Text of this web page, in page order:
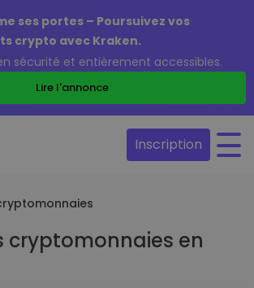
ses portes – Poursuivez vos
crypto avec Kraken.
sécurité et entièrement accessibles.
Lire l'annonce
Inscription
cryptomonnaies en